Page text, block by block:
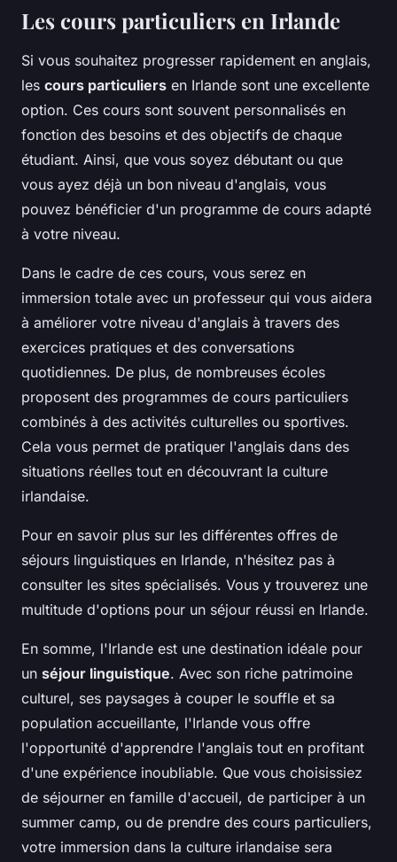
Les cours particuliers en Irlande
Si vous souhaitez progresser rapidement en anglais,
les cours particuliers en Irlande sont une excellente
option. Ces cours sont souvent personnalisés en
fonction des besoins et des objectifs de chaque
étudiant. Ainsi, que vous soyez débutant ou que
vous ayez déjà un bon niveau d'anglais, vous
pouvez bénéficier d'un programme de cours adapté
à votre niveau.
Dans le cadre de ces cours, vous serez en
immersion totale avec un professeur qui vous aidera
à améliorer votre niveau d'anglais à travers des
exercices pratiques et des conversations
quotidiennes. De plus, de nombreuses écoles
proposent des programmes de cours particuliers
combinés à des activités culturelles ou sportives.
Cela vous permet de pratiquer l'anglais dans des
situations réelles tout en découvrant la culture
irlandaise.
Pour en savoir plus sur les différentes offres de
séjours linguistiques en Irlande, n'hésitez pas à
consulter les sites spécialisés. Vous y trouverez une
multitude d'options pour un séjour réussi en Irlande.
En somme, l'Irlande est une destination idéale pour
un séjour linguistique. Avec son riche patrimoine
culturel, ses paysages à couper le souffle et sa
population accueillante, l'Irlande vous offre
l'opportunité d'apprendre l'anglais tout en profitant
d'une expérience inoubliable. Que vous choisissiez
de séjourner en famille d'accueil, de participer à un
summer camp, ou de prendre des cours particuliers,
votre immersion dans la culture irlandaise sera